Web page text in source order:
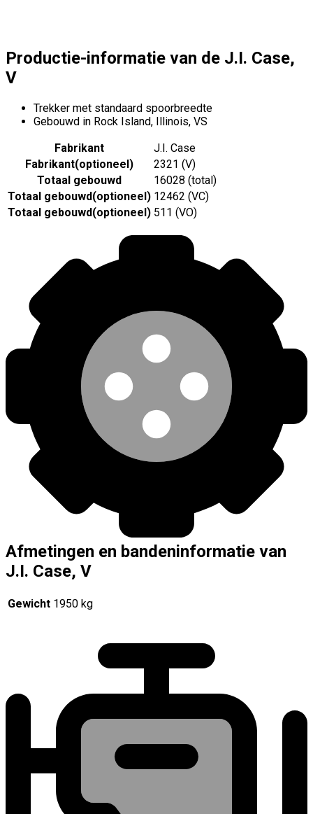
Productie-informatie van de J.I. Case,
V
Trekker met standaard spoorbreedte
Gebouwd in Rock Island, Illinois, VS
Fabrikant
J.I. Case
Fabrikant(optioneel )
2321 (V)
Totaal gebouwd
16028 (total)
Totaal gebouwd(optioneel ) 12462 (VC)
Totaal gebouwd(optioneel ) 511 (VO)
Afmetingen en bandeninformatie van
J.I. Case, V
Gewicht 1950 kg